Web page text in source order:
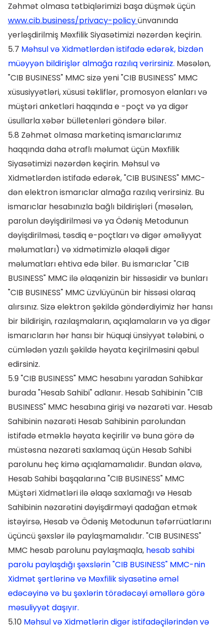
Zəhmət olmasa tətbiqlərimizi başa düşmək üçün
www.cib.business/privacy-policyünvanında
yerləşdirilmiş Məxfilik Siyasətimizi nəzərdən keçirin.
5.7 Məhsul və Xidmətlərdən istifadə edərək, bizdən
müəyyən bildirişlər almağa razılıq verirsiniz. Məsələn,
"CIB BUSINESS" MMC sizə yeni "CIB BUSINESS" MMC
xüsusiyyətləri, xüsusi təkliflər, promosyon elanları və
müştəri anketləri haqqında e -poçt və ya digər
üsullarla xəbər bülletenləri göndərə bilər.
5.8 Zəhmət olmasa marketinq ismarıclarımız
haqqında daha ətraflı məlumat üçün Məxfilik
Siyasətimizi nəzərdən keçirin. Məhsul və
Xidmətlərdən istifadə edərək, "CIB BUSINESS" MMC-
dən elektron ismarıclar almağa razılıq verirsiniz. Bu
ismarıclar hesabınızla bağlı bildirişləri (məsələn,
parolun dəyişdirilməsi və ya Ödəniş Metodunun
dəyişdirilməsi, təsdiq e-poçtları və digər əməliyyat
məlumatları) və xidmətimizlə əlaqəli digər
məlumatları ehtiva edə bilər. Bu ismarıclar "CIB
BUSINESS" MMC ilə əlaqənizin bir hissəsidir və bunları
"CIB BUSINESS" MMC üzvlüyünün bir hissəsi olaraq
alırsınız. Sizə elektron şəkildə göndərdiyimiz hər hansı
bir bildirişin, razılaşmaların, açıqlamaların və ya digər
ismarıcların hər hansı bir hüquqi ünsiyyət tələbini, o
cümlədən yazılı şəkildə həyata keçirilməsini qəbul
edirsiniz.
5.9 "CIB BUSINESS" MMC hesabını yaradan Sahibkar
burada "Hesab Sahibi" adlanır. Hesab Sahibinin "CIB
BUSINESS" MMC hesabına girişi və nəzarəti var. Hesab
Sahibinin nəzarəti Hesab Sahibinin parolundan
istifadə etməklə həyata keçirilir və buna görə də
müstəsna nəzarəti saxlamaq üçün Hesab Sahibi
parolunu heç kimə açıqlamamalıdır. Bundan əlavə,
Hesab Sahibi başqalarına "CIB BUSINESS" MMC
Müştəri Xidmətləri ilə əlaqə saxlamağı və Hesab
Sahibinin nəzarətini dəyişdirməyi qadağan etmək
istəyirsə, Hesab və Ödəniş Metodunun təfərrüatlarını
üçüncü şəxslər ilə paylaşmamalıdır. "CIB BUSINESS"
MMC hesab parolunu paylaşmaqla, hesab sahibi
parolu paylaşdığı şəxslərin "CIB BUSINESS" MMC-nin
Xidmət şərtlərinə və Məxfilik siyasətinə əməl
edəcəyinə və bu şəxlərin törədəcəyi əməllərə görə
məsuliyyət daşıyır.
5.10 Məhsul və Xidmətlərin digər istifadəçilərindən və